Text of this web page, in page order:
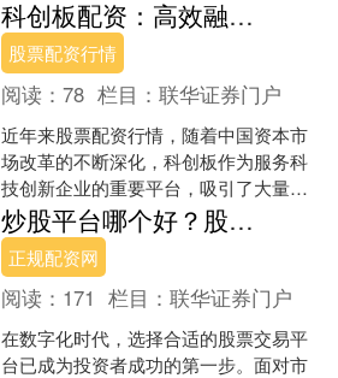
展，市场上也出现了不少不合规的平
台，给投资者带来了风险。因此....
科创板配资：高效融资新选择
股票配资行情
阅读：78 栏目：联华证券门户
近年来股票配资行情，随着中国资本市
场改革的不断深化，科创板作为服务科
技创新企业的重要平台，吸引了大量投
资者的关注。然而，科创板股票的高波
动性和投资门槛，也让不少....
炒股平台哪个好？股票交易软件推荐与安全选择指南
正规配资网
阅读： 171 栏目：联华证券门户
在数字化时代，选择合适的股票交易平
台已成为投资者成功的第一步。面对市